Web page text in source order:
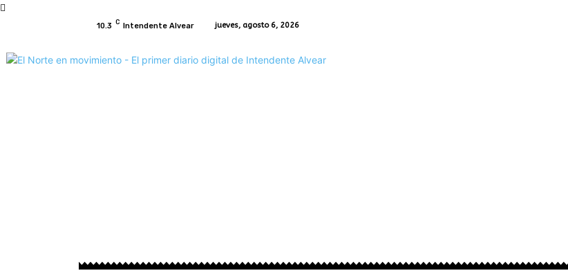
10.3 C Intendente Alvear jueves, agosto 6, 2026